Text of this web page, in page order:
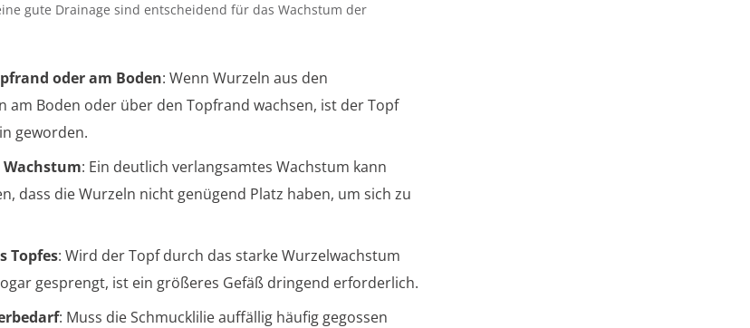
gute Drainage sind entscheidend für das Wachstum der
oder am Boden: Wenn Wurzeln aus den
am Boden oder über den Topfrand wachsen, ist der Topf
geworden.
: Ein deutlich verlangsamtes Wachstum kann
dass die Wurzeln nicht genügend Platz haben, um sich zu
Topfes: Wird der Topf durch das starke Wurzelwachstum
gesprengt, ist ein größeres Gefäß dringend erforderlich.
: Muss die Schmucklilie auffällig häufig gegossen